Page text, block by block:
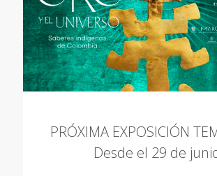
PRÓXIMA EXPOSICIÓN
Desde el 29 de